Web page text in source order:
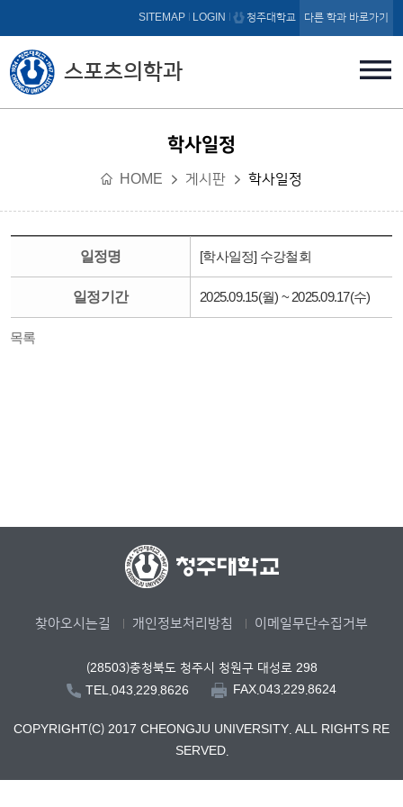
본문 바로가기
스포츠의학과
SITEMAP LOGIN 청주대학교 다른 학과 바로가기
학사일정
HOME 게시판 학사일정
일정명 [학사일정] 수강철회
일정기간 2025.09.15(월) ~ 2025.09.17(수)
목록
찾아오시는길 개인정보처리방침 이메일무단수집거부
(28503)충청북도 청주시 청원구 대성로 298
TEL.043.229.8626
FAX.043.229.8624
COPYRIGHT(C) 2017 CHEONGJU UNIVERSITY. ALL RIGHTS RE
SERVED.